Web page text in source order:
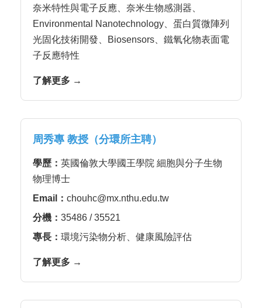
奈米特性與電子反應、奈米生物感測器、
Environmental Nanotechnology、蛋白質微陣列
光固化技術開發、Biosensors、鐵氧化物表面電
子反應特性
了解更多 →
周秀專 教授（分環所主聘）
學歷： 英國倫敦大學國王學院 細胞與分子生物
物理博士
Email： chouhc@mx.nthu.edu.tw
分機： 35486 / 35521
專長： 環境污染物分析、健康風險評估
了解更多 →